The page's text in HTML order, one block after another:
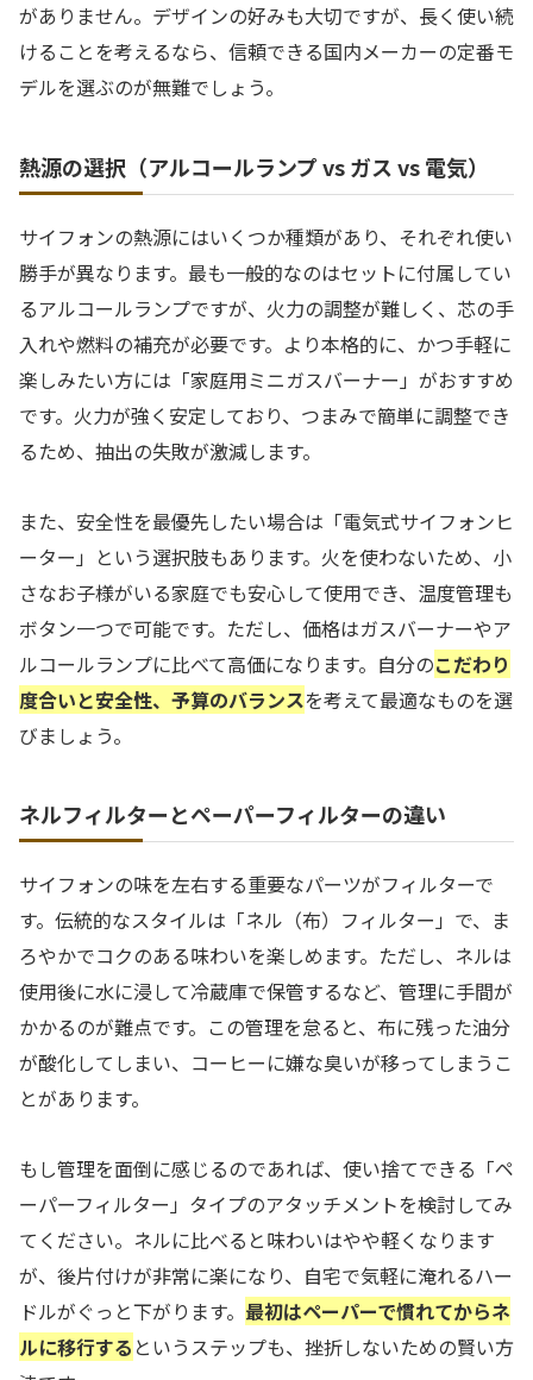
がありません。デザインの好みも大切ですが、長く使い続
けることを考えるなら、信頼できる国内メーカーの定番モ
デルを選ぶのが無難でしょう。
熱源の選択（アルコールランプ vs ガス vs 電気）
サイフォンの熱源にはいくつか種類があり、それぞれ使い
勝手が異なります。最も一般的なのはセットに付属してい
るアルコールランプですが、火力の調整が難しく、芯の手
入れや燃料の補充が必要です。より本格的に、かつ手軽に
楽しみたい方には「家庭用ミニガスバーナー」がおすすめ
です。火力が強く安定しており、つまみで簡単に調整でき
るため、抽出の失敗が激減します。
また、安全性を最優先したい場合は「電気式サイフォンヒ
ーター」という選択肢もあります。火を使わないため、小
さなお子様がいる家庭でも安心して使用でき、温度管理も
ボタン一つで可能です。ただし、価格はガスバーナーやア
ルコールランプに比べて高価になります。自分のこだわり
度合いと安全性、予算のバランスを考えて最適なものを選
びましょう。
ネルフィルターとペーパーフィルターの違い
サイフォンの味を左右する重要なパーツがフィルターで
す。伝統的なスタイルは「ネル（布）フィルター」で、ま
ろやかでコクのある味わいを楽しめます。ただし、ネルは
使用後に水に浸して冷蔵庫で保管するなど、管理に手間が
かかるのが難点です。この管理を怠ると、布に残った油分
が酸化してしまい、コーヒーに嫌な臭いが移ってしまうこ
とがあります。
もし管理を面倒に感じるのであれば、使い捨てできる「ペ
ーパーフィルター」タイプのアタッチメントを検討してみ
てください。ネルに比べると味わいはやや軽くなります
が、後片付けが非常に楽になり、自宅で気軽に淹れるハー
ドルがぐっと下がります。 最初はペーパーで慣れてからネ
ルに移行する というステップも、挫折しないための賢い方